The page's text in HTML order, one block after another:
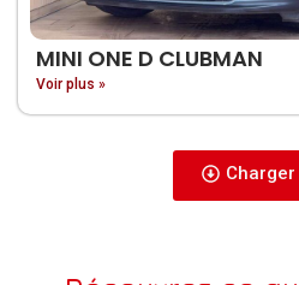
MINI ONE D CLUBMAN
Voir plus »